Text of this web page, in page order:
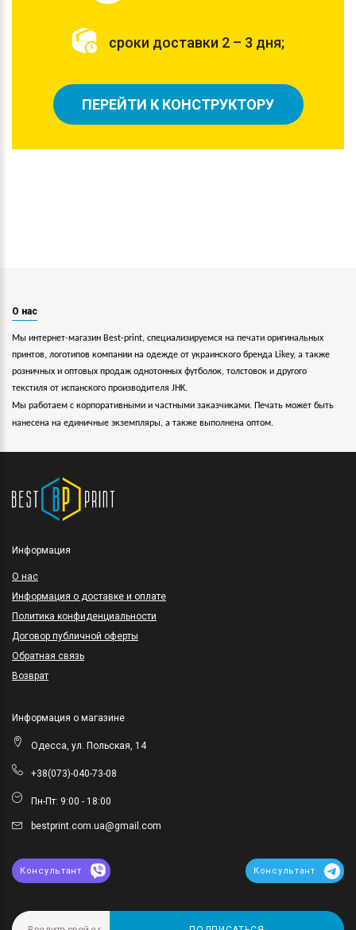
сроки доставки 2 – 3 дня;
ПЕРЕЙТИ К КОНСТРУКТОРУ
О нас
Мы интернет-магазин Best-print, специализируемся на печати оригинальных
принтов, логотипов компании на одежде от украинского бренда Likey, а также
розничных и оптовых продаж однотонных футболок, толстовок и другого
текстиля от испанского производителя JHK.
Мы работаем с корпоративными и частными заказчиками. Печать может быть
нанесена на единичные экземпляры, а также выполнена оптом.
Информация
O нас
Информация о доставке и оплате
Политика конфиденциальности
Договор публичной оферты
Обратная связь
Возврат
Информация о магазине
Одесса, ул. Польская, 14
+38(073)-040-73-08
Пн-Пт: 9:00 - 18:00
bestprint.com.ua@gmail.com
Консультант Консультант